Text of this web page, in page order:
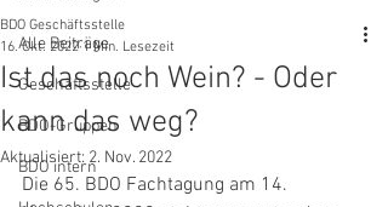
Alle Beiträge
Geschäftsstelle
BDO-Gruppen
BDO intern
Ist das noch Wein? - Oder
kann das weg?
BDO Geschäftsstelle
16. Okt. 2022 1 Min. Lesezeit
Aktualisiert: 2. Nov. 2022
Die 65. BDO Fachtagung am 14.